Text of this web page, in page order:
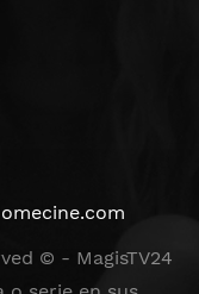
© - MagisTV24